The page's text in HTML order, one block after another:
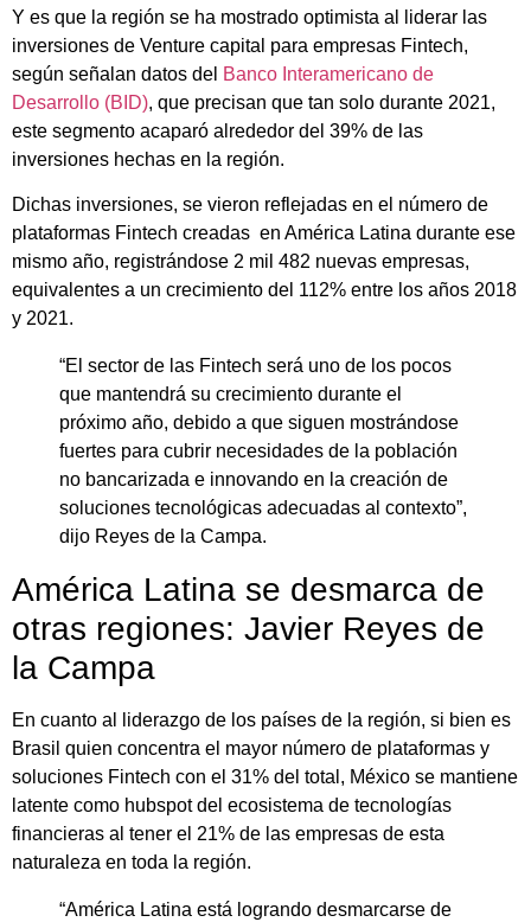
Y es que la región se ha mostrado optimista al liderar las
inversiones de Venture capital para empresas Fintech,
según señalan datos del Banco Interamericano de
Desarrollo (BID), que precisan que tan solo durante 2021,
este segmento acaparó alrededor del 39% de las
inversiones hechas en la región.
Dichas inversiones, se vieron reflejadas en el número de
plataformas Fintech creadas en América Latina durante ese
mismo año, registrándose 2 mil 482 nuevas empresas,
equivalentes a un crecimiento del 112% entre los años 2018
y 2021.
“El sector de las Fintech será uno de los pocos
que mantendrá su crecimiento durante el
próximo año, debido a que siguen mostrándose
fuertes para cubrir necesidades de la población
no bancarizada e innovando en la creación de
soluciones tecnológicas adecuadas al contexto”,
dijo Reyes de la Campa.
América Latina se desmarca de
otras regiones: Javier Reyes de
la Campa
En cuanto al liderazgo de los países de la región, si bien es
Brasil quien concentra el mayor número de plataformas y
soluciones Fintech con el 31% del total, México se mantiene
latente como hubspot del ecosistema de tecnologías
financieras al tener el 21% de las empresas de esta
naturaleza en toda la región.
“América Latina está logrando desmarcarse de